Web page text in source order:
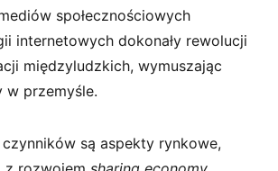
społecznościowych
internetowych dokonały rewolucji
międzyludzkich, wymuszając
w przemyśle.
są aspekty rynkowe,